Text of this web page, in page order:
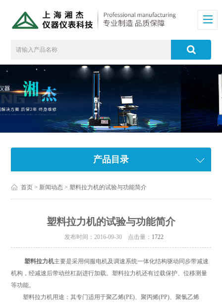
产品目录
首页 > 新闻动态 > 塑料拉力机的试验与功能简介
塑料拉力机的试验与功能简介
发布时间：2016-09-30 点击量： 1722
塑料拉力机主要是采用伺服电机及调速系统一体化结构驱动同步带减速
机构，经减速后带动丝杠副进行加载。塑料拉力机还有过载保护、位移测量
等功能。
塑料拉力机用途：其专门适用于聚乙烯(PE)、聚丙烯(PP)、聚氯乙烯